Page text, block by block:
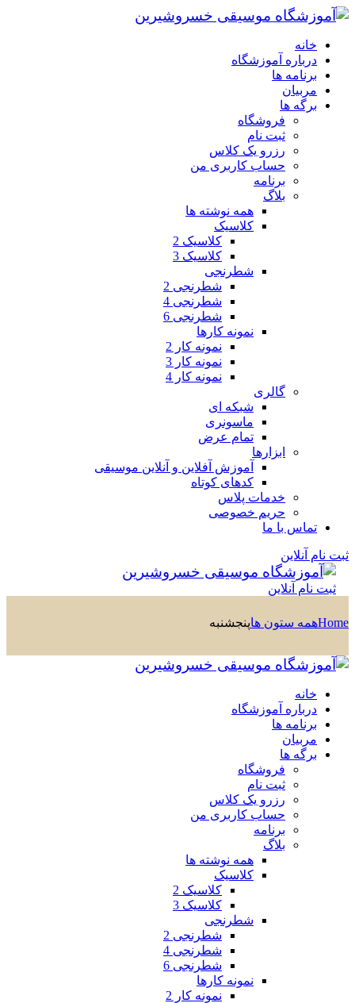
خانه
درباره آموزشگاه
برنامه ها
مربیان
برگه ها
فروشگاه
ثبت نام
رزرو یک کلاس
حساب کاربری من
برنامه
بلاگ
همه نوشته ها
کلاسیک
کلاسیک 2
کلاسیک 3
شطرنجی
شطرنجی 2
شطرنجی 4
شطرنجی 6
نمونه کارها
نمونه کار 2
نمونه کار 3
نمونه کار 4
گالری
شبکه ای
ماسونری
تمام عرض
ابزارها
آموزش آفلاین و آنلاین موسیقی
کدهای کوتاه
خدمات پلاس
حریم خصوصی
تماس با ما
ثبت نام آنلاین
ثبت نام آنلاین
Homeهمه ستون هاپنجشنبه
خانه
درباره آموزشگاه
برنامه ها
مربیان
برگه ها
فروشگاه
ثبت نام
رزرو یک کلاس
حساب کاربری من
برنامه
بلاگ
همه نوشته ها
کلاسیک
کلاسیک 2
کلاسیک 3
شطرنجی
شطرنجی 2
شطرنجی 4
شطرنجی 6
نمونه کارها
نمونه کار 2